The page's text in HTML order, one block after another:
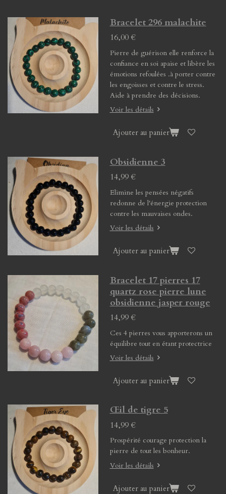
Bracelet 296 malachite
16,00 €
Pierre de guérison elle renforce la
confiance en soi apaise et libère les
émotions refoulées .à porter contre
les engoisses et contre le stress.
Aide à prendre des décisions.
Voir les détails
Ajouter au panier
Obsidienne 3
14,99 €
Elimine les pensées négatifs
redonne de l'énergie protection
contre les mauvaises ondes.
Voir les détails
Ajouter au panier
Bracelet 17 pierres 17
quartz rose pierre lune
obsidienne jasper rouge
14,99 €
Ces 4 pierres vous apporterons un
équilibre tout en étant protectrice
Voir les détails
Ajouter au panier
Œil de tigre 5
14,99 €
Prospérité courage protection la
pierre de tout les bonheur.
Voir les détails
Ajouter au panier